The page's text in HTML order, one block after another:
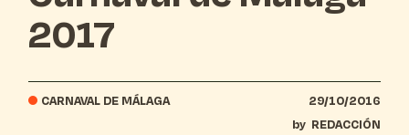
2017
CARNAVAL DE MÁLAGA
29/10/2016
by REDACCIÓN